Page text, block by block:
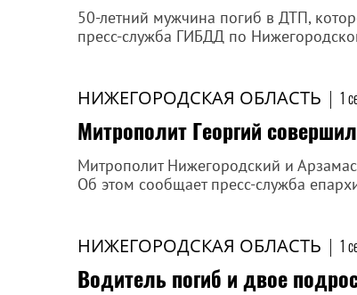
50-летний мужчина погиб в ДТП,
пресс-служба ГИБДД по
НИЖЕГОРОДСКАЯ ОБЛАСТЬ | 1
Митрополит Георгий
Митрополит Нижегородский и
Об этом сообщает пресс-служба
НИЖЕГОРОДСКАЯ ОБЛАСТЬ | 1
Водитель погиб и двое